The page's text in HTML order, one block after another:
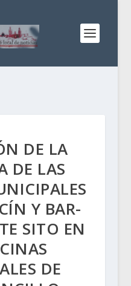
DE LA
DE LAS
Y BAR-
SITO EN
DE